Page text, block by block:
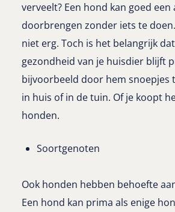
verveelt? Een hond kan goed
doorbrengen zonder iets te
niet erg. Toch is het belangrijk
gezondheid van je huisdier blijft
bijvoorbeeld door hem snoepjes
in huis of in de tuin. Of je koopt
honden.
Soortgenoten
Ook honden hebben behoefte
Een hond kan prima als enige